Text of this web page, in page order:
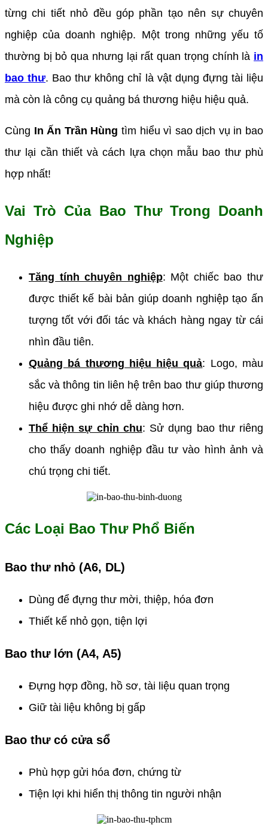
từng chi tiết nhỏ đều góp phần tạo nên sự chuyên
nghiệp của doanh nghiệp. Một trong những yếu tố
thường bị bỏ qua nhưng lại rất quan trọng chính là in
bao thư. Bao thư không chỉ là vật dụng đựng tài liệu
mà còn là công cụ quảng bá thương hiệu hiệu quả.
Cùng In Ấn Trần Hùng tìm hiểu vì sao dịch vụ in bao
thư lại cần thiết và cách lựa chọn mẫu bao thư phù
hợp nhất!
Vai Trò Của Bao Thư Trong Doanh
Nghiệp
Tăng tính chuyên nghiệp: Một chiếc bao thư
được thiết kế bài bản giúp doanh nghiệp tạo ấn
tượng tốt với đối tác và khách hàng ngay từ cái
nhìn đầu tiên.
Quảng bá thương hiệu hiệu quả: Logo, màu
sắc và thông tin liên hệ trên bao thư giúp thương
hiệu được ghi nhớ dễ dàng hơn.
Thể hiện sự chỉn chu: Sử dụng bao thư riêng
cho thấy doanh nghiệp đầu tư vào hình ảnh và
chú trọng chi tiết.
Các Loại Bao Thư Phổ Biến
Bao thư nhỏ (A6, DL)
Dùng để đựng thư mời, thiệp, hóa đơn
Thiết kế nhỏ gọn, tiện lợi
Bao thư lớn (A4, A5)
Đựng hợp đồng, hồ sơ, tài liệu quan trọng
Giữ tài liệu không bị gấp
Bao thư có cửa sổ
Phù hợp gửi hóa đơn, chứng từ
Tiện lợi khi hiển thị thông tin người nhận